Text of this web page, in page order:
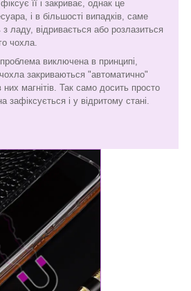
її і закриває, однак це
і в більшості випадків, саме
ладу, відривається або розлазиться
чохла.
виключена в принципі,
закриваються "автоматично"
магнітів. Так само досить просто
зафіксується і у відритому стані.